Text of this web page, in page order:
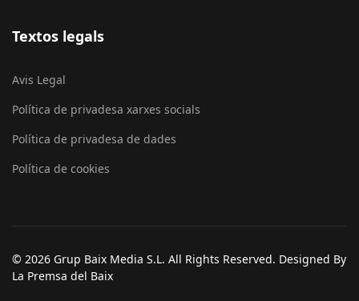
Textos legals
Avis Legal
Política de privadesa xarxes socials
Política de privadesa de dades
Política de cookies
© 2026 Grup Baix Media S.L. All Rights Reserved. Designed By
La Premsa del Baix